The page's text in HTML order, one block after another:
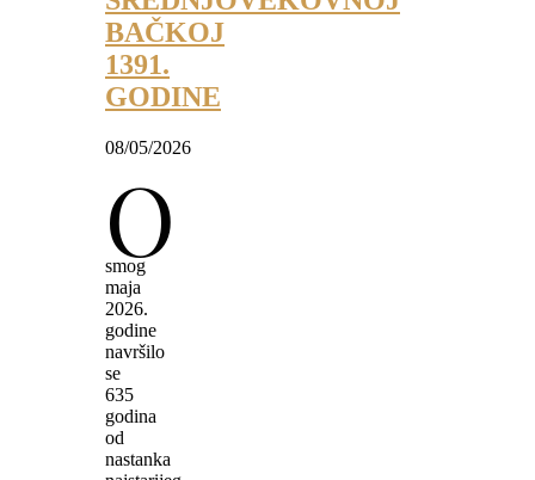
BAČKOJ
1391.
GODINE
08/05/2026
O
smog
maja
2026.
godine
navršilo
se
635
godina
od
nastanka